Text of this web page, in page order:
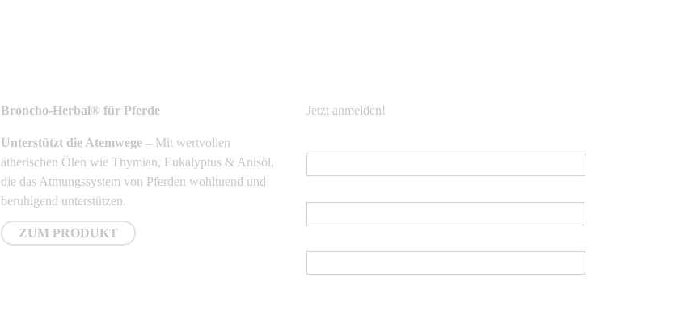
Broncho-Herbal® für Pferde
Unterstützt die Atemwege – Mit wertvollen
ätherischen Ölen wie Thymian, Eukalyptus & Anisöl,
die das Atmungssystem von Pferden wohltuend und
beruhigend unterstützen.
ZUM PRODUKT
Jetzt anmelden!